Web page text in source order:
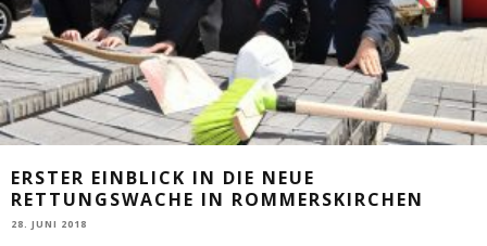
ERSTER EINBLICK IN DIE NEUE
RETTUNGSWACHE IN ROMMERSKIRCHEN
28. JUNI 2018